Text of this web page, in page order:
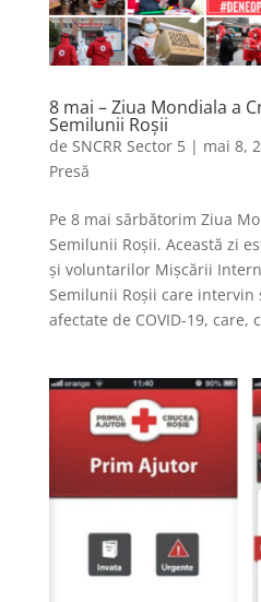
8 mai – Ziua Mondiala a
Semilunii Roșii
de SNCRR Sector 5| mai 8,
Presă
Pe 8 mai sărbătorim Ziua
Semilunii Roșii. Această zi
și voluntarilor Mișcării
Semilunii Roșii care intervin
afectate de COVID-19, care,